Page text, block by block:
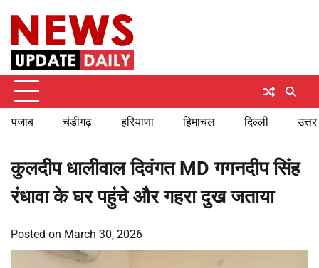
content
पंजाब चंडीगढ़ हरियाणा हिमाचल दिल्ली
कुलदीप धालीवाल दिवंगत MD गगनदीप सिंह
रंधावा के घर पहुंचे और गहरा दुख जताया
Posted on March 30, 2026